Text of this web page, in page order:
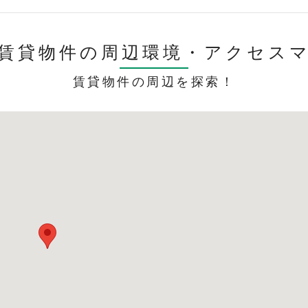
貸物件の周辺環境・ アクセス
賃貸物件の周辺を探索！